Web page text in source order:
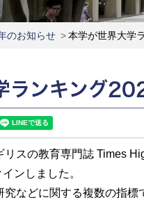
のお知らせ >本学が世界大学
ランキング
スの教育専門誌 Times
ンしました。
などに関する複数の指標